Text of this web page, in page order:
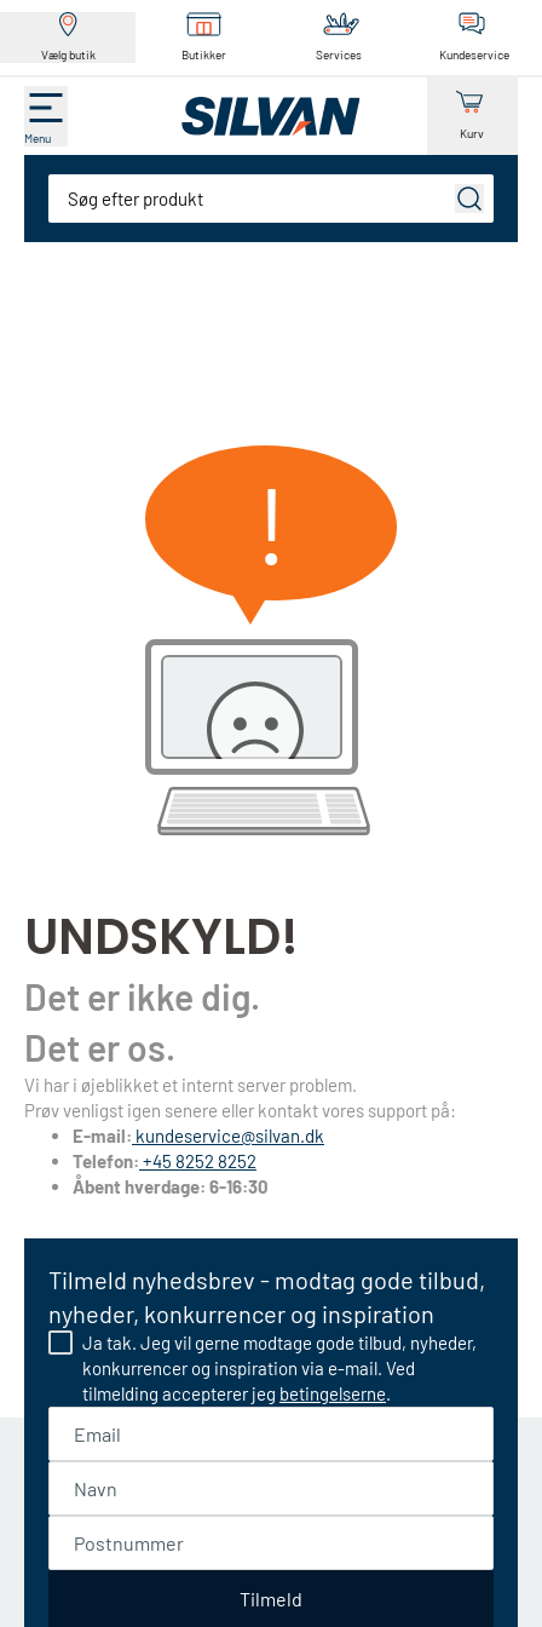
Vælg butik Butikker Services Kundeservice
Menu Kurv
Søg
UNDSKYLD!
Det er ikke dig.
Det er os.
Vi har i øjeblikket et internt server problem.
Prøv venligst igen senere eller kontakt vores support på:
E-mail: kundeservice@silvan.dk
Telefon: +45 8252 8252
Åbent hverdage: 6-16:30
!
Tilmeld nyhedsbrev - modtag gode tilbud,
nyheder, konkurrencer og inspiration
Ja tak. Jeg vil gerne modtage gode tilbud, nyheder,
konkurrencer og inspiration via e-mail. Ved
tilmelding accepterer jeg betingelserne.
Tilmeld